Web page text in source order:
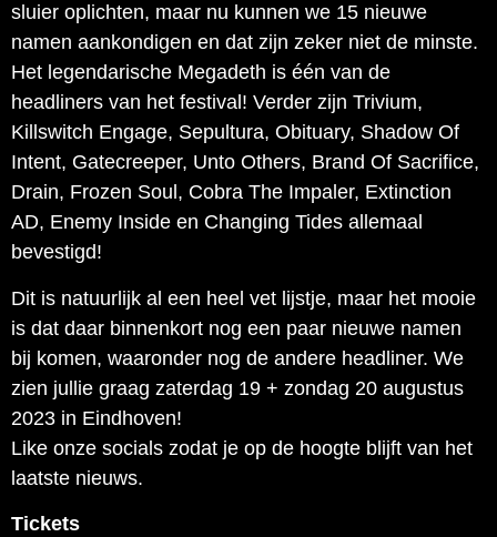
sluier oplichten, maar nu kunnen we 15 nieuwe
namen aankondigen en dat zijn zeker niet de minste.
Het legendarische Megadeth is één van de
headliners van het festival! Verder zijn Trivium,
Killswitch Engage, Sepultura, Obituary, Shadow Of
Intent, Gatecreeper, Unto Others, Brand Of Sacrifice,
Drain, Frozen Soul, Cobra The Impaler, Extinction
AD, Enemy Inside en Changing Tides allemaal
bevestigd!
Dit is natuurlijk al een heel vet lijstje, maar het mooie
is dat daar binnenkort nog een paar nieuwe namen
bij komen, waaronder nog de andere headliner. We
zien jullie graag zaterdag 19 + zondag 20 augustus
2023 in Eindhoven!
Like onze socials zodat je op de hoogte blijft van het
laatste nieuws.
Tickets